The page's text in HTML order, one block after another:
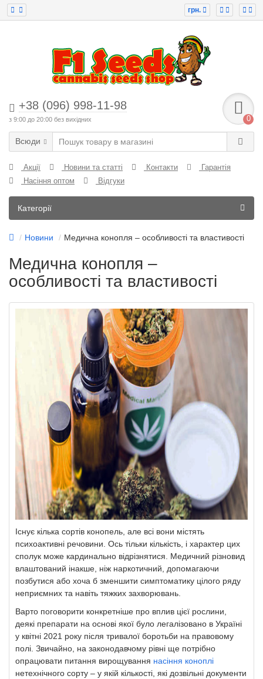
грн.
+38 (096) 998-11-98
з 9:00 до 20:00 без вихідних 0
Всюди
Акції Новини та статті Контакти
Гарантія
Насіння оптом
Відгуки
Категорії
Новини Медична конопля – особливості та властивості
Медична конопля –
особливості та властивості
Існує кілька сортів конопель, але всі вони містять
психоактивні речовини. Ось тільки кількість, і характер цих
сполук може кардинально відрізнятися. Медичний різновид
влаштований інакше, ніж наркотичний, допомагаючи
позбутися або хоча б зменшити симптоматику цілого ряду
неприємних та навіть тяжких захворювань.
Варто поговорити конкретніше про вплив цієї рослини,
деякі препарати на основі якої було легалізовано в Україні
у квітні 2021 року після тривалої боротьби на правовому
полі. Звичайно, на законодавчому рівні ще потрібно
опрацювати питання вирощування насіння коноплі
нетехнічного сорту – у якій кількості, які дозвільні документи